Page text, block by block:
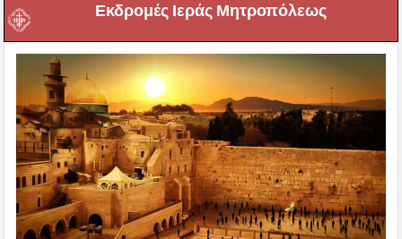
Εκδρομές Ιεράς Μητροπόλεως